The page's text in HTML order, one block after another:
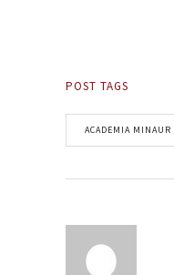
POST TAGS
ACADEMIA MINAUR